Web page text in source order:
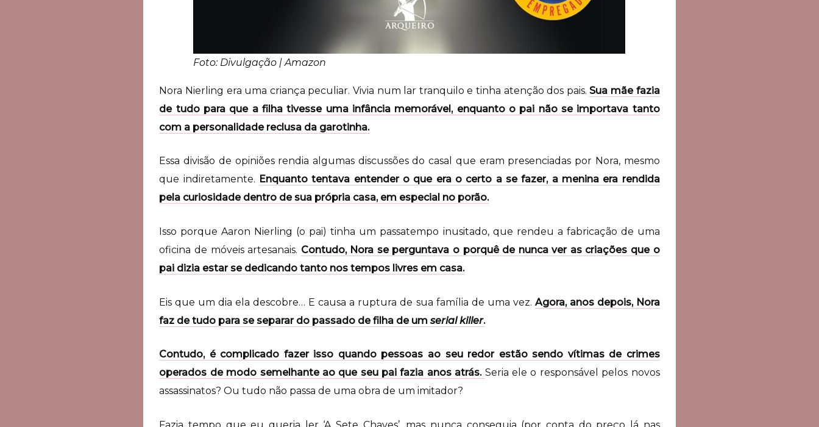
Foto: Divulgação | Amazon
Nora Nierling era uma criança peculiar. Vivia num lar tranquilo e tinha atenção dos pais.Sua mãe fazia
de tudo para que a filha tivesse uma infância memorável, enquanto o pai não se importava tanto
com a personalidade reclusa da garotinha.
Essa divisão de opiniões rendia algumas discussões do casal que eram presenciadas por Nora, mesmo
que indiretamente. Enquanto tentava entender o que era o certo a se fazer, a menina era rendida
pela curiosidade dentro de sua própria casa, em especial no porão.
Isso porque Aaron Nierling (o pai) tinha um passatempo inusitado, que rendeu a fabricação de uma
oficina de móveis artesanais. Contudo, Nora se perguntava o porquê de nunca ver as criações que o
pai dizia estar se dedicando tanto nos tempos livres em casa.
Eis que um dia ela descobre… E causa a ruptura de sua família de uma vez. Agora, anos depois, Nora
faz de tudo para se separar do passado de filha de umserial killer.
Contudo, é complicado fazer isso quando pessoas ao seu redor estão sendo vítimas de crimes
operados de modo semelhante ao que seu pai fazia anos atrás. Seria ele o responsável pelos novos
assassinatos? Ou tudo não passa de uma obra de um imitador?